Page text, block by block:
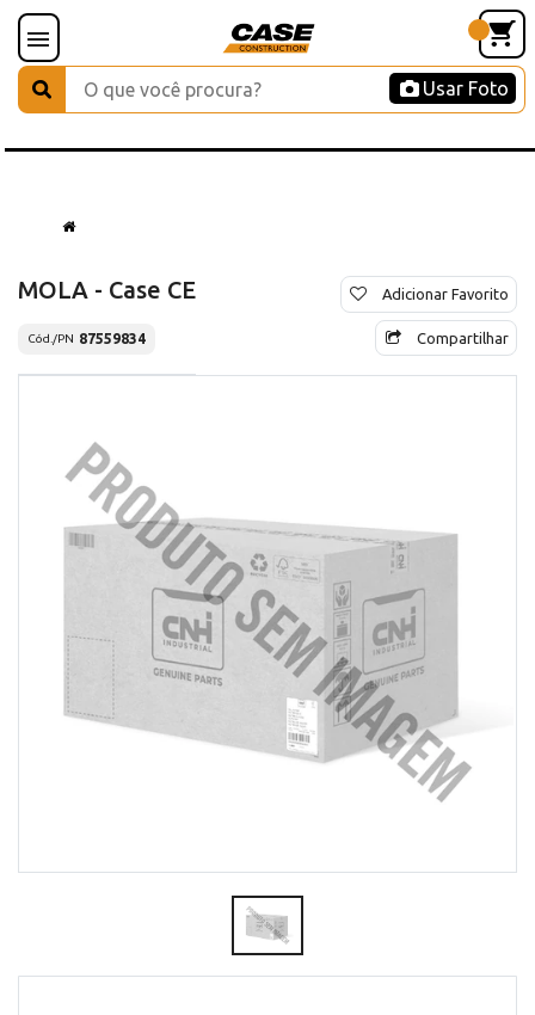
Usar Foto
MOLA - Case CE
Cód./PN 87559834
Adicionar Favorito
Compartilhar